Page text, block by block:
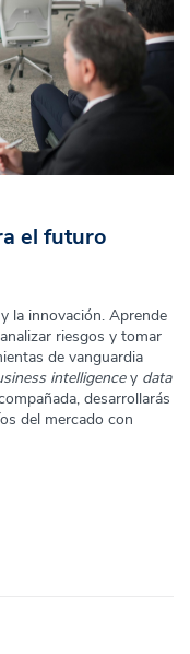
el futuro
la innovación. Aprende
riesgos y tomar
de vanguardia
intelligencey data
desarrollarás
del mercado con